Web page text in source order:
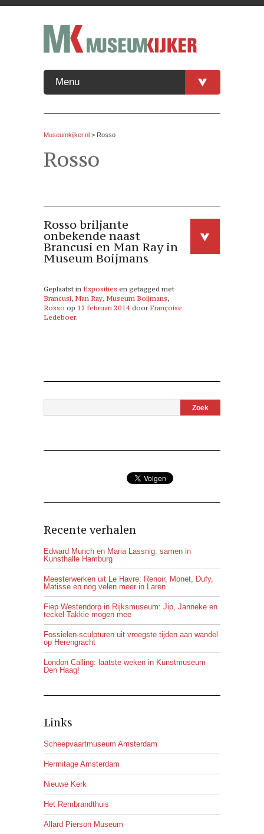
Menu
Museumkijker.nl > Rosso
Rosso
Rosso briljante
onbekende naast
Brancusi en Man Ray in
Museum Boijmans
Geplaatst in Exposities en getagged met
Brancusi, Man Ray, Museum Boijmans,
Rosso op 12 februari 2014 door Françoise
Ledeboer.
Recente verhalen
Edward Munch en Maria Lassnig: samen in
Kunsthalle Hamburg
Meesterwerken uit Le Havre: Renoir, Monet, Dufy,
Matisse en nog velen meer in Laren
Fiep Westendorp in Rijksmuseum: Jip, Janneke en
teckel Takkie mogen mee
Fossielen-sculpturen uit vroegste tijden aan wandel
op Herengracht
London Calling: laatste weken in Kunstmuseum
Den Haag!
Links
Scheepvaartmuseum Amsterdam
Hermitage Amsterdam
Nieuwe Kerk
Het Rembrandthuis
Allard Pierson Museum